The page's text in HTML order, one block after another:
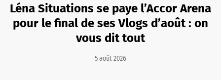
Léna Situations se paye l’Accor Arena
pour le final de ses Vlogs d’août : on
vous dit tout
5 août 2026